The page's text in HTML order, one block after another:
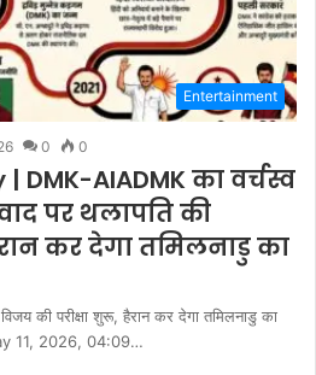
Entertainment
0 0
DMK-AIADMK का वर्चस्व
पर थलापति की
कर देगा तमिलनाडु का
की परीक्षा शुरू, हैरान कर देगा तमिलनाडु का
11, 2026, 04:09…